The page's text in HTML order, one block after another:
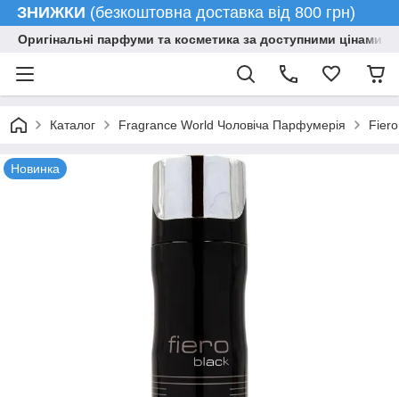
ЗНИЖКИ (безкоштовна доставка від 800 грн)
Оригінальні парфуми та косметика за доступними цінами
Каталог Fragrance World Чоловіча Парфумерія
Новинка